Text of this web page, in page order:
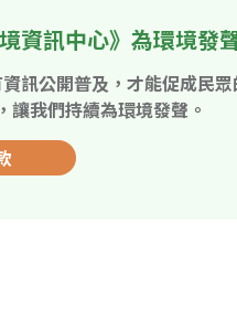
資訊中心》為環境發
訊公開普及，才能促成民
讓我們持續為環境發聲。